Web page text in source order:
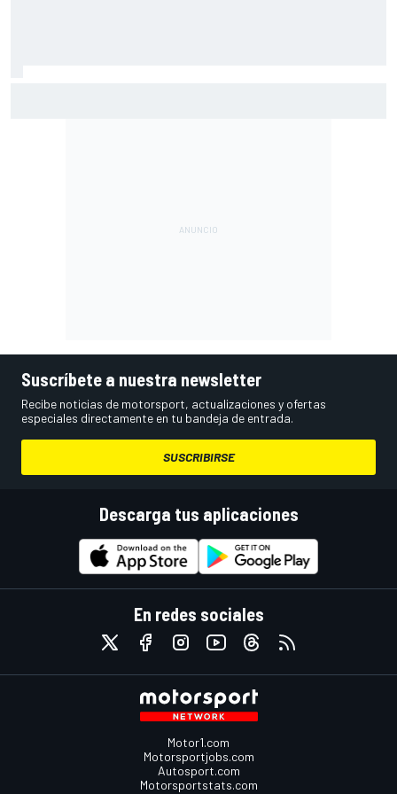
Suscríbete a nuestra newsletter
Recibe noticias de motorsport, actualizaciones y ofertas
especiales directamente en tu bandeja de entrada.
SUSCRIBIRSE
Descarga tus aplicaciones
En redes sociales
Motor1.com
Motorsportjobs.com
Autosport.com
Motorsportstats.com